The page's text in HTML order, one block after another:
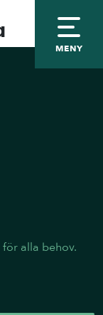
MENY
alla behov.